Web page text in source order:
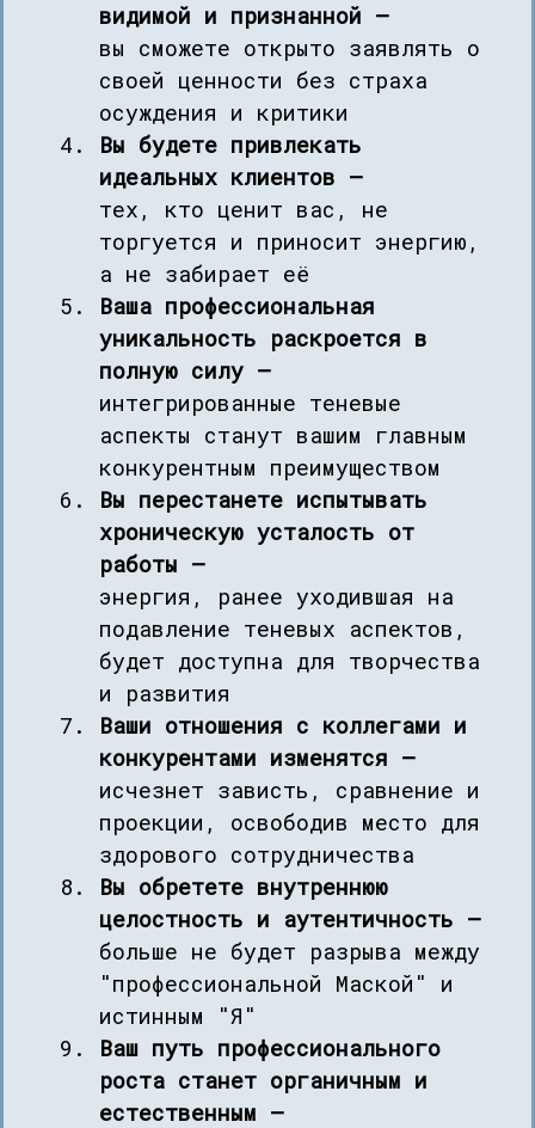
видимой и признанной —
вы сможете открыто заявлять о
своей ценности без страха
осуждения и критики
Вы будете привлекать
идеальных клиентов —
тех, кто ценит вас, не
торгуется и приносит энергию,
а не забирает её
Ваша профессиональная
уникальность раскроется в
полную силу —
интегрированные теневые
аспекты станут вашим главным
конкурентным преимуществом
Вы перестанете испытывать
хроническую усталость от
работы —
энергия, ранее уходившая на
подавление теневых аспектов,
будет доступна для творчества
и развития
Ваши отношения с коллегами и
конкурентами изменятся —
исчезнет зависть, сравнение и
проекции, освободив место для
здорового сотрудничества
Вы обретете внутреннюю
целостность и аутентичность —
больше не будет разрыва между
"профессиональной Маской" и
истинным "Я"
Ваш путь профессионального
роста станет органичным и
естественным —